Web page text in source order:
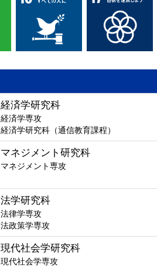
経済学研究科
経済学専攻
経済学研究科（通信教育課程）
マネジメント研究科
マネジメント専攻
法学研究科
法律学専攻
法政策学専攻
現代社会学研究科
現代社会学専攻